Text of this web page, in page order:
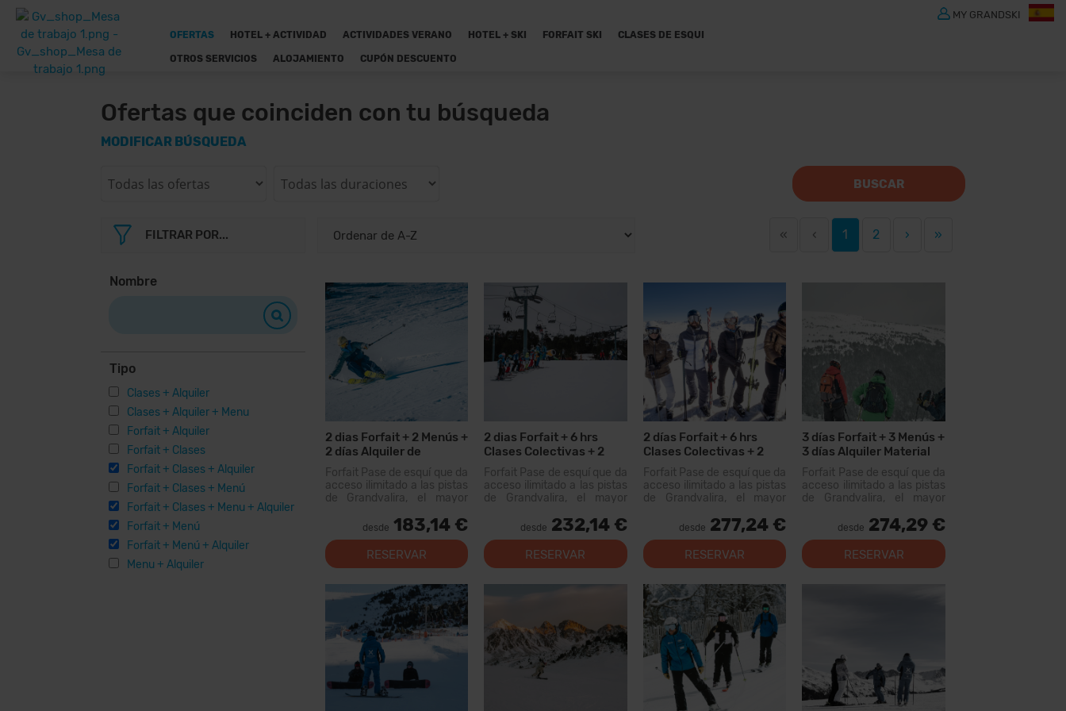
OFERTAS HOTEL + ACTIVIDAD ACTIVIDADES VERANO HOTEL + SKI FORFAIT SKI CLASES DE ESQUI
OTROS SERVICIOS ALOJAMIENTO CUPÓN DESCUENTO
MY GRANDSKI
Ofertas que coinciden con tu búsqueda
MODIFICAR BÚSQUEDA
BUSCAR
FILTRAR POR...
Nombre
Tipo
Clases + Alquiler
Clases + Alquiler + Menu
Forfait + Alquiler
Forfait + Clases
Forfait + Clases + Alquiler
Forfait + Clases + Menú
Forfait + Clases + Menu + Alquiler
Forfait + Menú
Forfait + Menú + Alquiler
Menu + Alquiler
« ‹ 1 2 › »
2 dias Forfait + 2 Menús +
2 días Alquiler de
Material
Forfait Pase de esquí que da
acceso ilimitado a las pistas
de Grandvalira, el mayor
Pirineos. Con este forfait
podrás recorrer más de 200
km de pistas, con opciones
para todos los niveles,
desde 183,14 €
RESERVAR
2 dias Forfait + 6 hrs
Clases Colectivas + 2
dias Alquiler Material
Forfait Pase de esquí que da
acceso ilimitado a las pistas
de Grandvalira, el mayor
Pirineos. Con este forfait
podrás recorrer más de...
desde 232,14 €
RESERVAR
2 días Forfait + 6 hrs
Clases Colectivas + 2
Menús + 2 dias Alquiler
Material
Forfait Pase de esquí que da
acceso ilimitado a las pistas
de Grandvalira, el mayor
Pirineos. Con este forfait
podrás recorrer más de 200
km de pistas, con opciones
para todos los niveles,
desde 277,24 €
RESERVAR
3 días Forfait + 3 Menús +
3 días Alquiler Material
Forfait Pase de esquí que da
acceso ilimitado a las pistas
de Grandvalira, el mayor
Pirineos. Con este forfait
podrás recorrer más de 200
km de pistas, con opciones
para todos los niveles,
desde 274,29 €
RESERVAR